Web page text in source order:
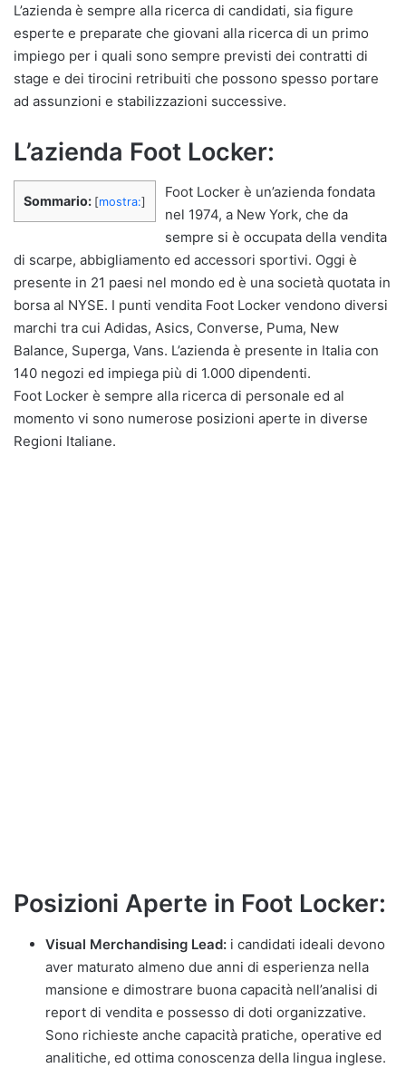
L’azienda è sempre alla ricerca di candidati, sia figure
esperte e preparate che giovani alla ricerca di un primo
impiego per i quali sono sempre previsti dei contratti di
stage e dei tirocini retribuiti che possono spesso portare
ad assunzioni e stabilizzazioni successive.
L’azienda Foot Locker:
Sommario: [mostra:]
Foot Locker è un’azienda fondata
nel 1974, a New York, che da
sempre si è occupata della vendita
di scarpe, abbigliamento ed accessori sportivi. Oggi è
presente in 21 paesi nel mondo ed è una società quotata in
borsa al NYSE. I punti vendita Foot Locker vendono diversi
marchi tra cui Adidas, Asics, Converse, Puma, New
Balance, Superga, Vans. L’azienda è presente in Italia con
140 negozi ed impiega più di 1.000 dipendenti.
Foot Locker è sempre alla ricerca di personale ed al
momento vi sono numerose posizioni aperte in diverse
Regioni Italiane.
Posizioni Aperte in Foot Locker:
Visual Merchandising Lead: i candidati ideali devono
aver maturato almeno due anni di esperienza nella
mansione e dimostrare buona capacità nell’analisi di
report di vendita e possesso di doti organizzative.
Sono richieste anche capacità pratiche, operative ed
analitiche, ed ottima conoscenza della lingua inglese.